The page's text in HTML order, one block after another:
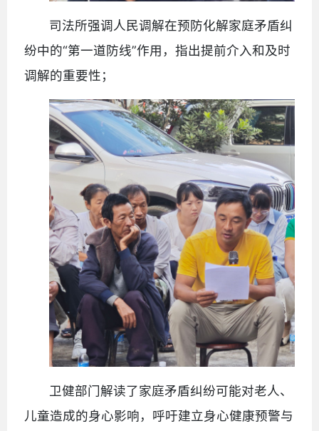
司法所强调人民调解在预防化解家庭矛盾纠
纷中的“第一道防线”作用，指出提前介入和及时
调解的重要性；
卫健部门解读了家庭矛盾纠纷可能对老人、
儿童造成的身心影响，呼吁建立身心健康预警与